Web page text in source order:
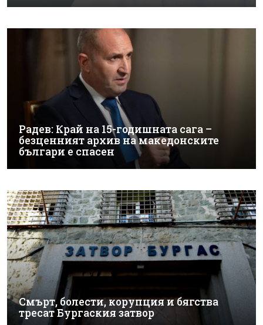
Радев: Край на 15-годишната сага –
безценният архив на македонските
българи е спасен
Смърт, болести, корупция и бягства
тресат Бургаския затвор